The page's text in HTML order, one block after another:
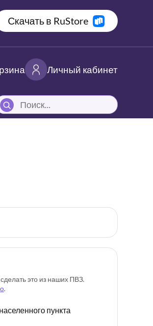
Скачать в RuStore
Личный кабинет
это из наших ПВЗ.
.
пункта